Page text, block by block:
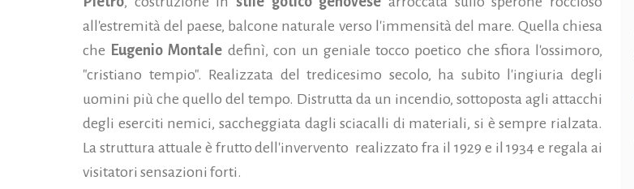
all'estremità del paese, balcone naturale verso l'immensità del mare. Quella chiesa
che Eugenio Montale definì, con un geniale tocco poetico che sfiora l'ossimoro,
"cristiano tempio". Realizzata del tredicesimo secolo, ha subito l'ingiuria degli
uomini più che quello del tempo. Distrutta da un incendio, sottoposta agli attacchi
degli eserciti nemici, saccheggiata dagli sciacalli di materiali, si è sempre rialzata.
La struttura attuale è frutto dell'invervento realizzato fra il 1929 e il 1934 e regala ai
visitatori sensazioni forti.